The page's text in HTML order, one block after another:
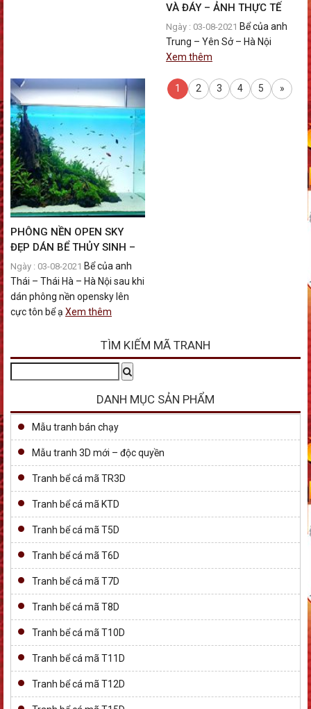
VÀ ĐÁY – ẢNH THỰC TẾ
Ngày : 03-08-2021 Bể của anh
Trung – Yên Sở – Hà Nội
Xem thêm
PHÔNG NỀN OPEN SKY
ĐẸP DÁN BỂ THỦY SINH –
TẠO VỆT SÁNG BẦU TRỜI
CỰC ĐẸP
Ngày : 03-08-2021 Bể của anh
Thái – Thái Hà – Hà Nội sau khi
dán phông nền opensky lên
cực tôn bể ạ Xem thêm
1 2 3 4 5 »
TÌM KIẾM MÃ TRANH
DANH MỤC SẢN PHẨM
Mẫu tranh bán chạy
Mẫu tranh 3D mới – độc quyền
Tranh bể cá mã TR3D
Tranh bể cá mã KTD
Tranh bể cá mã T5D
Tranh bể cá mã T6D
Tranh bể cá mã T7D
Tranh bể cá mã T8D
Tranh bể cá mã T10D
Tranh bể cá mã T11D
Tranh bể cá mã T12D